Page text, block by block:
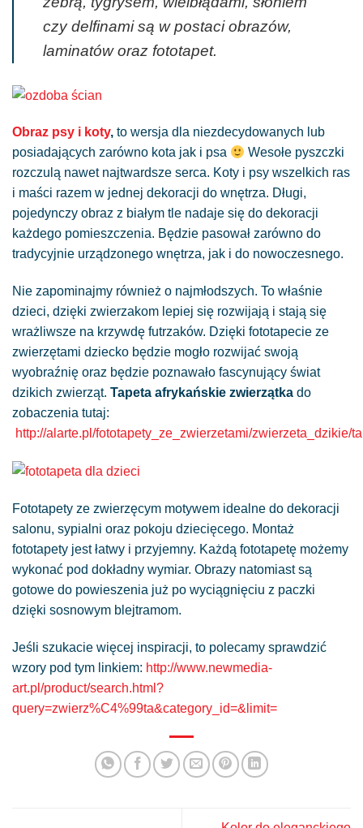
czy delfinami są w postaci obrazów,
laminatów oraz fototapet.
Obraz psy i koty, to wersja dla niezdecydowanych lub
posiadających zarówno kota jak i psa
Wesołe pyszczki
rozczulą nawet najtwardsze serca. Koty i psy wszelkich ras
i maści razem w jednej dekoracji do wnętrza. Długi,
pojedynczy obraz z białym tle nadaje się do dekoracji
każdego pomieszczenia. Będzie pasował zarówno do
tradycyjnie urządzonego wnętrza, jak i do nowoczesnego.
Nie zapominajmy również o najmłodszych. To właśnie
dzieci, dzięki zwierzakom lepiej się rozwijają i stają się
wrażliwsze na krzywdę futrzaków. Dzięki fototapecie ze
zwierzętami dziecko będzie mogło rozwijać swoją
wyobraźnię oraz będzie poznawało fascynujący świat
dzikich zwierząt. Tapeta afrykańskie zwierzątka do
zobaczenia tutaj:
http://alarte.pl/fototapety_ze_zwierzetami/zwierzeta_dzikie/
Fototapety ze zwierzęcym motywem idealne do dekoracji
salonu, sypialni oraz pokoju dziecięcego. Montaż
fototapety jest łatwy i przyjemny. Każdą fototapetę możemy
wykonać pod dokładny wymiar. Obrazy natomiast są
gotowe do powieszenia już po wyciągnięciu z paczki
dzięki sosnowym blejtramom.
Jeśli szukacie więcej inspiracji, to polecamy sprawdzić
wzory pod tym linkiem: http://www.newmedia-
art.pl/product/search.html?
query=zwierz%C4%99ta&category_id=&limit=